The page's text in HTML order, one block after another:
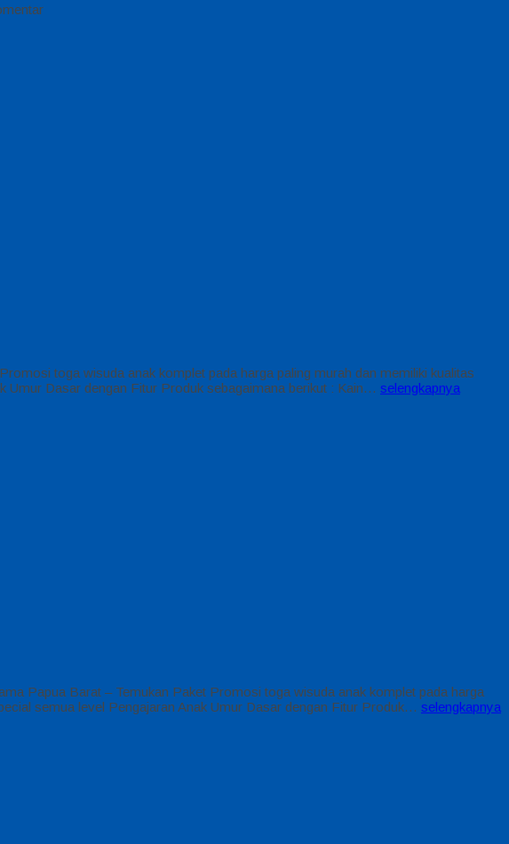
toga wisuda anak komplet pada harga paling murah dan memiliki kualitas
Umur Dasar dengan Fitur Produk sebagaimana berikut : Kain… selengkapnya
Papua Barat – Temukan Paket Promosi toga wisuda anak komplet pada harga
semua level Pengajaran Anak Umur Dasar dengan Fitur Produk… selengkapnya